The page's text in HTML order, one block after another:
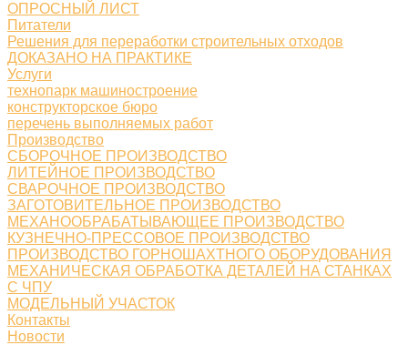
ОПРОСНЫЙ ЛИСТ
Питатели
Решения для переработки строительных отходов
ДОКАЗАНО НА ПРАКТИКЕ
Услуги
технопарк машиностроение
конструкторское бюро
перечень выполняемых работ
Производство
СБОРОЧНОЕ ПРОИЗВОДСТВО
ЛИТЕЙНОЕ ПРОИЗВОДСТВО
СВАРОЧНОЕ ПРОИЗВОДСТВО
ЗАГОТОВИТЕЛЬНОЕ ПРОИЗВОДСТВО
МЕХАНООБРАБАТЫВАЮЩЕЕ ПРОИЗВОДСТВО
КУЗНЕЧНО-ПРЕССОВОЕ ПРОИЗВОДСТВО
ПРОИЗВОДСТВО ГОРНОШАХТНОГО ОБОРУДОВАНИЯ
МЕХАНИЧЕСКАЯ ОБРАБОТКА ДЕТАЛЕЙ НА СТАНКАХ
С ЧПУ
МОДЕЛЬНЫЙ УЧАСТОК
Контакты
Новости